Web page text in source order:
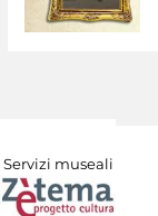
Servizi museali